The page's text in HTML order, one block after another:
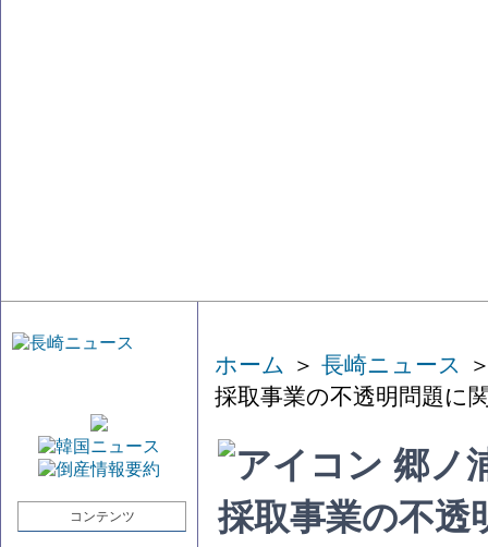
コンテンツ
ホーム ＞ 長崎ニュース
採取事業の不透明問題に
郷ノ
採取事業の不透